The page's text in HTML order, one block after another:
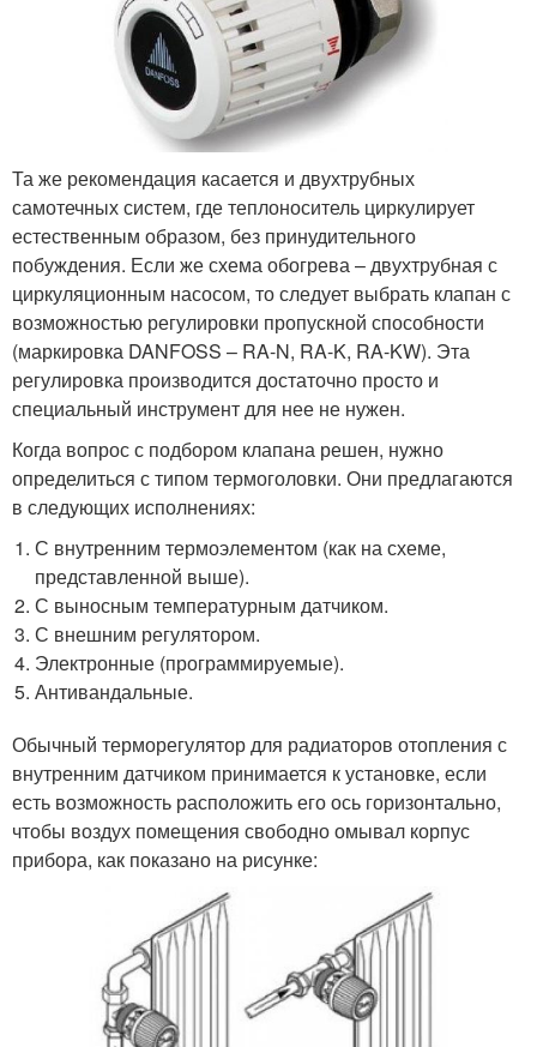
Та же рекомендация касается и двухтрубных
самотечных систем, где теплоноситель циркулирует
естественным образом, без принудительного
побуждения. Если же схема обогрева – двухтрубная с
циркуляционным насосом, то следует выбрать клапан с
возможностью регулировки пропускной способности
(маркировка DANFOSS – RA-N, RA-K, RA-KW). Эта
регулировка производится достаточно просто и
специальный инструмент для нее не нужен.
Когда вопрос с подбором клапана решен, нужно
определиться с типом термоголовки. Они предлагаются
в следующих исполнениях:
С внутренним термоэлементом (как на схеме,
представленной выше).
С выносным температурным датчиком.
С внешним регулятором.
Электронные (программируемые).
Антивандальные.
Обычный терморегулятор для радиаторов отопления с
внутренним датчиком принимается к установке, если
есть возможность расположить его ось горизонтально,
чтобы воздух помещения свободно омывал корпус
прибора, как показано на рисунке: